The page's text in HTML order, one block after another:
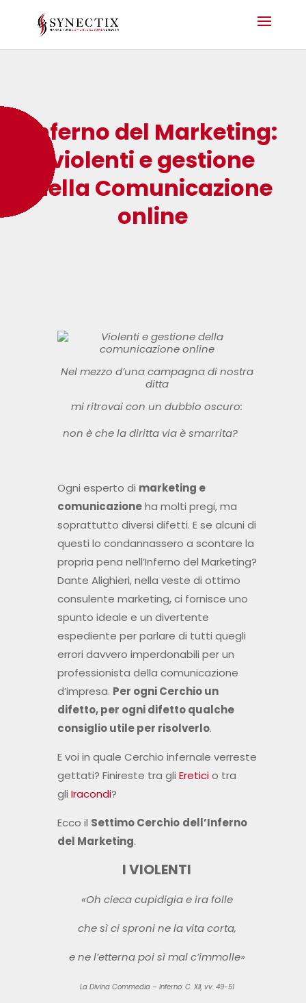
Inferno del Marketing:
violenti e gestione
della Comunicazione
online
Nel mezzo d’una campagna di nostra
ditta
mi ritrovai con un dubbio oscuro:
non è che la diritta via è smarrita?
Ogni esperto di marketing e
comunicazioneha molti pregi, ma
soprattutto diversi difetti. E se alcuni di
questi lo condannassero a scontare la
propria pena nell’Inferno del Marketing?
Dante Alighieri, nella veste di ottimo
consulente marketing, ci fornisce uno
spunto ideale e un divertente
espediente per parlare di tutti quegli
errori davvero imperdonabili per un
professionista della comunicazione
d’impresa. Per ogni Cerchio un
difetto, per ogni difetto qualche
consiglio utile per risolverlo.
E voi in quale Cerchio infernale verreste
gettati? Finireste tra gli Ereticio tra
gli Iracondi?
Ecco il Settimo Cerchio dell’Inferno
del Marketing.
I VIOLENTI
«Oh cieca cupidigia e ira folle
che sì ci sproni ne la vita corta,
e ne l’etterna poi sì mal c’immolle»
La Divina Commedia – Inferno: C. XII, vv. 49-51